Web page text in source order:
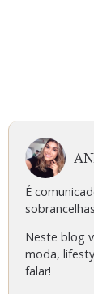
É
Neste blog
moda,
falar!